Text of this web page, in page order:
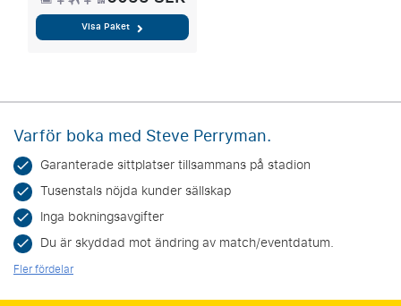
Visa Paket
Varför boka med Steve Perryman.
Garanterade sittplatser tillsammans på stadion
Tusenstals nöjda kunder sällskap
Inga bokningsavgifter
Du är skyddad mot ändring av match/eventdatum.
Fler fördelar